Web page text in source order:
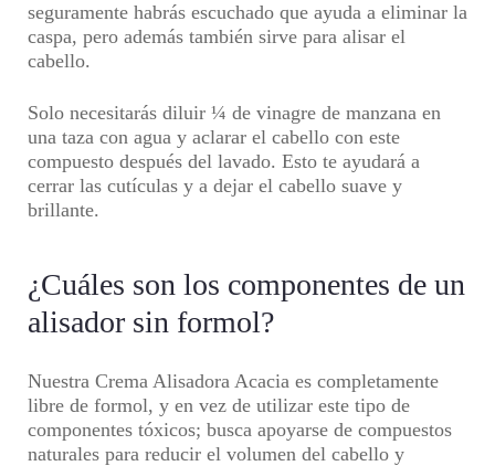
seguramente habrás escuchado que ayuda a eliminar la
caspa, pero además también sirve para alisar el
cabello.
Solo necesitarás diluir ¼ de vinagre de manzana en
una taza con agua y aclarar el cabello con este
compuesto después del lavado. Esto te ayudará a
cerrar las cutículas y a dejar el cabello suave y
brillante.
¿Cuáles son los componentes de un
alisador sin formol?
Nuestra Crema Alisadora Acacia es completamente
libre de formol, y en vez de utilizar este tipo de
componentes tóxicos; busca apoyarse de compuestos
naturales para reducir el volumen del cabello y